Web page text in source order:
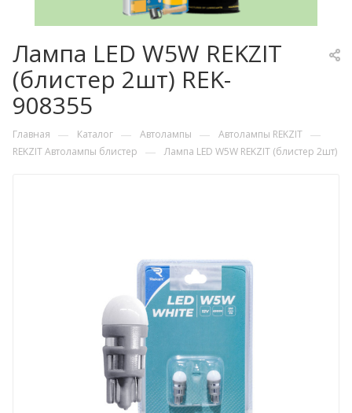
Лампа LED W5W REKZIT
(блистер 2шт) REK-
908355
Главная — Каталог — Автолампы — Автолампы REKZIT —
REKZIT Автолампы блистер — Лампа LED W5W REKZIT (блистер 2шт)